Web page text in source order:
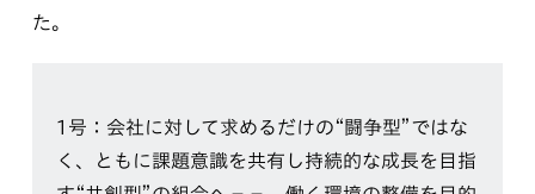
た。
1号：会社に対して求めるだけの“闘争型”ではな
く、ともに課題意識を共有し持続的な成長を目指